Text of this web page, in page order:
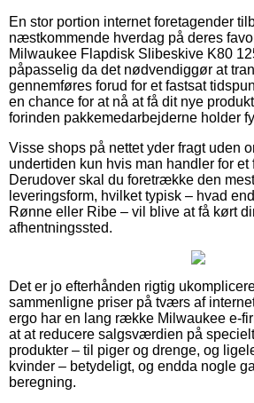
En stor portion internet foretagender
næstkommende hverdag på deres
Milwaukee Flapdisk Slibeskive K80
påpasselig da det nødvendiggør at
gennemføres forud for et fastsat
en chance for at nå at få dit nye
forinden pakkemedarbejderne holder
Visse shops på nettet yder fragt uden
undertiden kun hvis man handler for et
Derudover skal du foretrække den
leveringsform, hvilket typisk – hvad
Rønne eller Ribe – vil blive at få kørt
afhentningssted.
Det er jo efterhånden rigtig
sammenligne priser på tværs af
ergo har en lang række Milwaukee e-
at at reducere salgsværdien på
produkter – til piger og drenge, og
kvinder – betydeligt, og endda nogle
beregning.